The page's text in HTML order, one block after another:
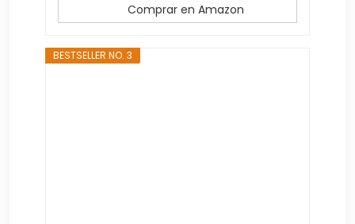
Comprar en Amazon
BESTSELLER NO. 3